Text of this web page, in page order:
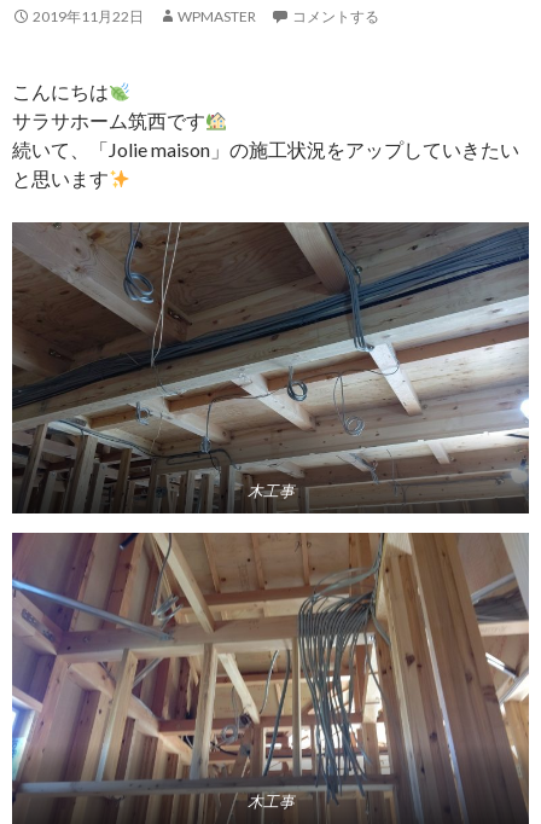
2019年11月22日 WPMASTER コメントする
こんにちは
サラサホーム筑西です
続いて、「Jolie maison」の施工状況をアップしていきたい
と思います
木工事
木工事